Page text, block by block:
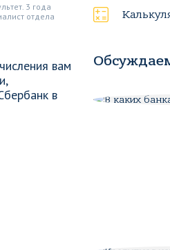
3 года
отдела
вам
в